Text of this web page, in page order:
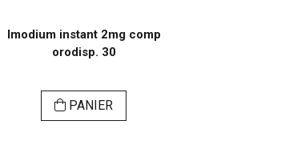
Imodium instant 2mg comp
orodisp. 30
PANIER